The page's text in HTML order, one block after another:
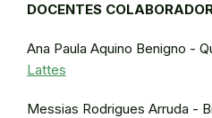
DOCENTES
Ana Paula Aquino Benigno -
Lattes
Messias Rodrigues Arruda -